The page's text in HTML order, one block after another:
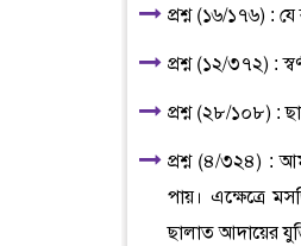
প্রশ্ন (১৬/১৭৬) : যে
প্রশ্ন (১২/৩৭২) :
প্রশ্ন (২৮/১০৮) :
প্রশ্ন (৪/৩২৪) :
পায়। এক্ষেত্রে
ছালাত আদায়ের